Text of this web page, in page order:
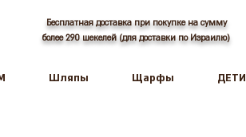
Бесплатная доставка при покупке на сумму
более 290 шекелей (для доставки по Израилю)
Шляпы Щарфы ДЕТИ